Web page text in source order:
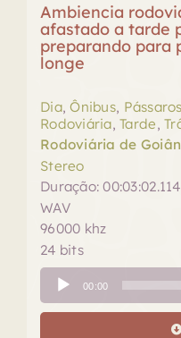
Ambiencia
afastado a tarde
preparando para
longe
Dia,Ônibus, Pássaros
Rodoviária,Tarde,
Rodoviária de
Stereo
Duração: 00:03:02.114
WAV
96000 khz
24 bits
Tocador
de
áudio
00:00